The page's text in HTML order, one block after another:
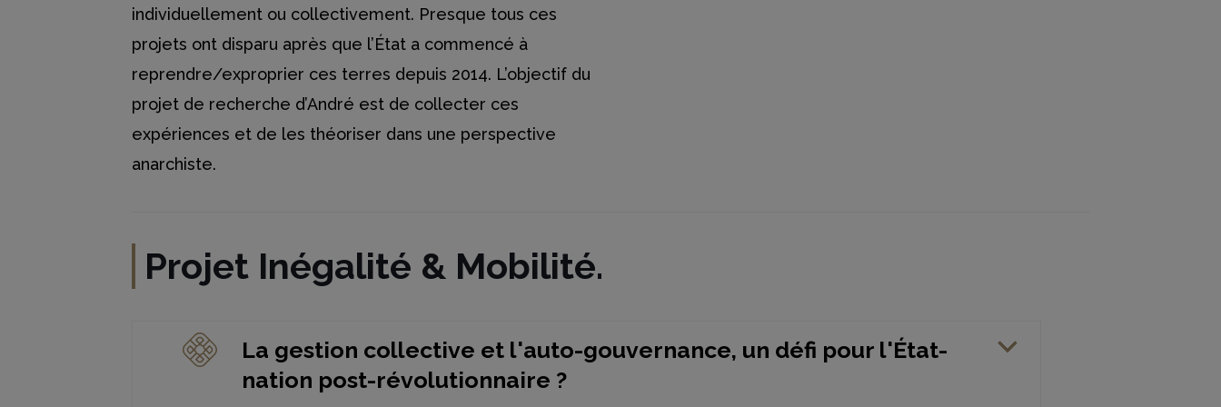
individuellement ou collectivement. Presque tous ces
projets ont disparu après que l’État a commencé à
reprendre/exproprier ces terres depuis 2014. L’objectif du
projet de recherche d’André est de collecter ces
expériences et de les théoriser dans une perspective
anarchiste.
Projet Inégalité & Mobilité.
La gestion collective et l'auto-gouvernance, un défi pour l'État-
nation post-révolutionnaire ?